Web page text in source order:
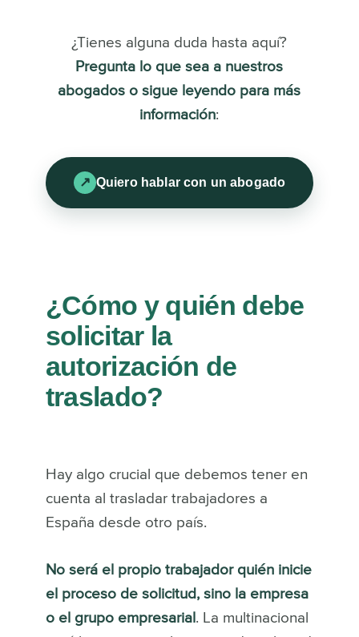
¿Tienes alguna duda hasta aquí?
Pregunta lo que sea a nuestros
abogados o sigue leyendo para más
información:
Quiero hablar con un abogado
¿Cómo y quién debe
solicitar la
autorización de
traslado?
Hay algo crucial que debemos tener en
cuenta al trasladar trabajadores a
España desde otro país.
No será el propio trabajador quién inicie
el proceso de solicitud, sino la empresa
o el grupo empresarial . La multinacional